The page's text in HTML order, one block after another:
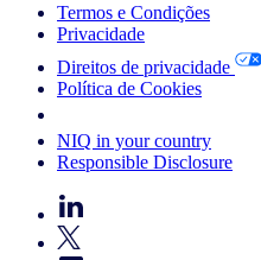
Termos e Condições
Privacidade
Direitos de privacidade
Política de Cookies
NIQ in your country
Responsible Disclosure